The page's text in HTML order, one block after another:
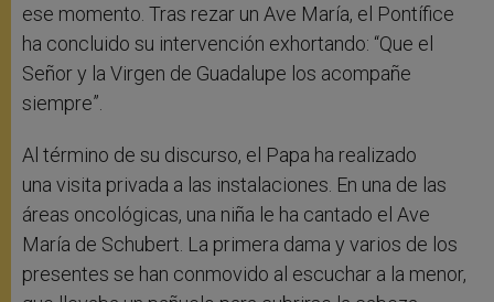
ese momento. Tras rezar un Ave María, el Pontífice
ha concluido su intervención exhortando: “Que el
Señor y la Virgen de Guadalupe los acompañe
siempre”.
Al término de su discurso, el Papa ha realizado
una visita privada a las instalaciones. En una de las
áreas oncológicas, una niña le ha cantado el Ave
María de Schubert. La primera dama y varios de los
presentes se han conmovido al escuchar a la menor,